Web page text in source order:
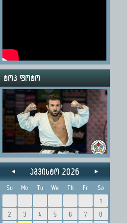
ტოპ ფოტო
აგვისტო 2026
Su Mo Tu We Th Fr
Sa
1
2
3 4 5 6 7
8